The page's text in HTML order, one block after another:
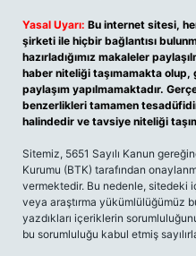
Yasal Uyarı: Bu internet sitesi,
şirketi ile hiçbir bağlantısı
hazırladığımız makaleler
haber niteliği taşımamakta olup,
paylaşım yapılmamaktadır.
benzerlikleri tamamen
halindedir ve tavsiye niteliği
Sitemiz, 5651 Sayılı Kanun
Kurumu (BTK) tarafından
vermektedir. Bu nedenle, sitedeki
veya araştırma yükümlülüğümüz
yazdıkları içeriklerin
bu sorumluluğu kabul etmiş